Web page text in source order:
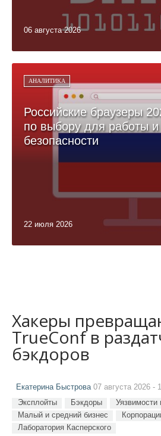
06 августа 2026
АНАЛИТИКА
Российские браузеры
по выбору для работы
безопасности
22 июля 2026
Хакеры
TrueConf в
бэкдоров
Екатерина Быстрова07 августа 2026 -
Эксплойты Бэкдоры
Уязвимости
Малый и средний бизнес
Лаборатория Касперского